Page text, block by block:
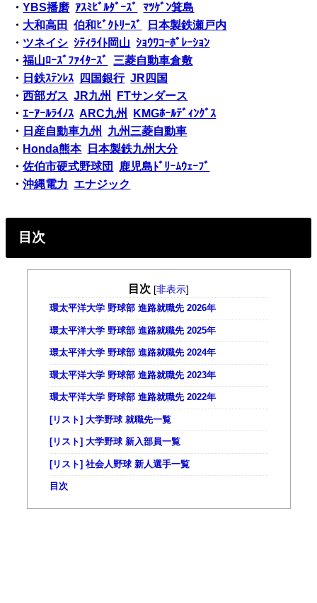
・YBS播磨 ｱｽﾐﾋﾞﾙﾀﾞｰｽﾞ
ﾏﾂｹﾞﾝ箕島
・ 大和高田 伯和ﾋﾞｸﾄﾘｰｽﾞ
日本製鉄瀬戸内
・ ツネイシ ｼﾃｨﾗｲﾄ岡山 ｼｮｳﾜｺｰﾎﾟﾚｰｼｮﾝ
・福山ﾛｰｽﾞﾌｧｲﾀｰｽﾞ
三菱自動車倉敷
・ 日鉄ｽﾃﾝﾚｽ 四国銀行 JR四国
・西部ガス JR九州
FTサンダース
・ｴｰｱｰﾙﾗｲﾉｽ ARC九州
KMGﾎｰﾙﾃﾞｨﾝｸﾞｽ
・ 日産自動車九州
九州三菱自動車
・ Honda熊本
日本製鉄九州大分
・佐伯市硬式野球団
鹿児島ﾄﾞﾘｰﾑｳｪｰﾌﾞ
・沖縄電力 エナジック
目次
目次 [非表示]
環太平洋大学 野球部 進路就職先 2026年
環太平洋大学 野球部 進路就職先 2025年
環太平洋大学 野球部 進路就職先 2024年
環太平洋大学 野球部 進路就職先 2023年
環太平洋大学 野球部 進路就職先 2022年
[リスト] 大学野球 就職先一覧
[リスト] 大学野球 新入部員一覧
[リスト] 社会人野球 新人選手一覧
目次